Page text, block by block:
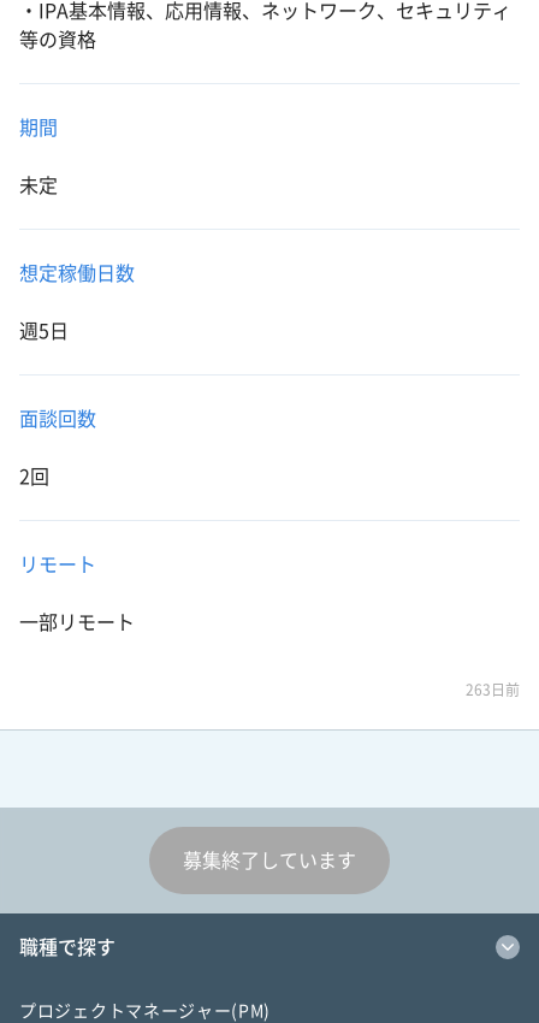
・IPA基本情報、応用情報、ネットワーク、セキュリティ
等の資格
期間
未定
想定稼働日数
週5日
面談回数
2回
リモート
一部リモート
263日前
募集終了しています
職種で探す
プロジェクトマネージャー(PM)